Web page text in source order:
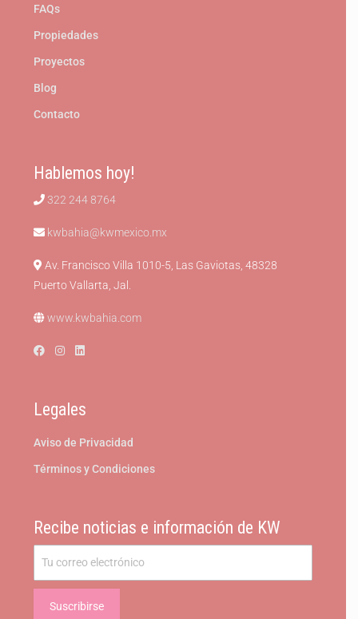
FAQs
Propiedades
Proyectos
Blog
Contacto
Hablemos hoy!
322 244 8764
kwbahia@kwmexico.mx
Av. Francisco Villa 1010-5, Las Gaviotas, 48328
Puerto Vallarta, Jal.
www.kwbahia.com
Legales
Aviso de Privacidad
Términos y Condiciones
Recibe noticias e información de KW